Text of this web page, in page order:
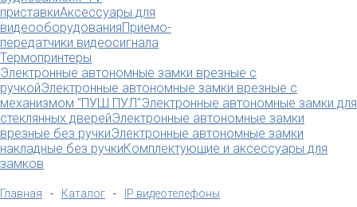
приставкиАксессуары для
видеооборудованияПриемо-
передатчики видеосигнала
Термопринтеры
Электронные автономные замки врезные с
ручкойЭлектронные автономные замки врезные с
механизмом "ПУШ ПУЛ"Электронные автономные замки для
стеклянных дверейЭлектронные автономные замки
врезные без ручкиЭлектронные автономные замки
накладные без ручкиКомплектующие и аксессуары для
замков
Главная - Каталог - IP видеотелефоны